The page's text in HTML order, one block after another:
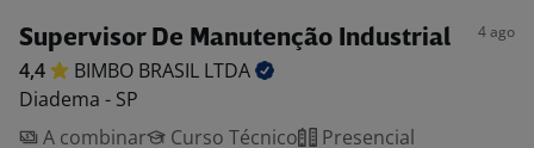
Supervisor De Manutenção Industrial 4 ago
4,4 BIMBO BRASIL LTDA
Diadema - SP
A combinar
Curso Técnico Presencial